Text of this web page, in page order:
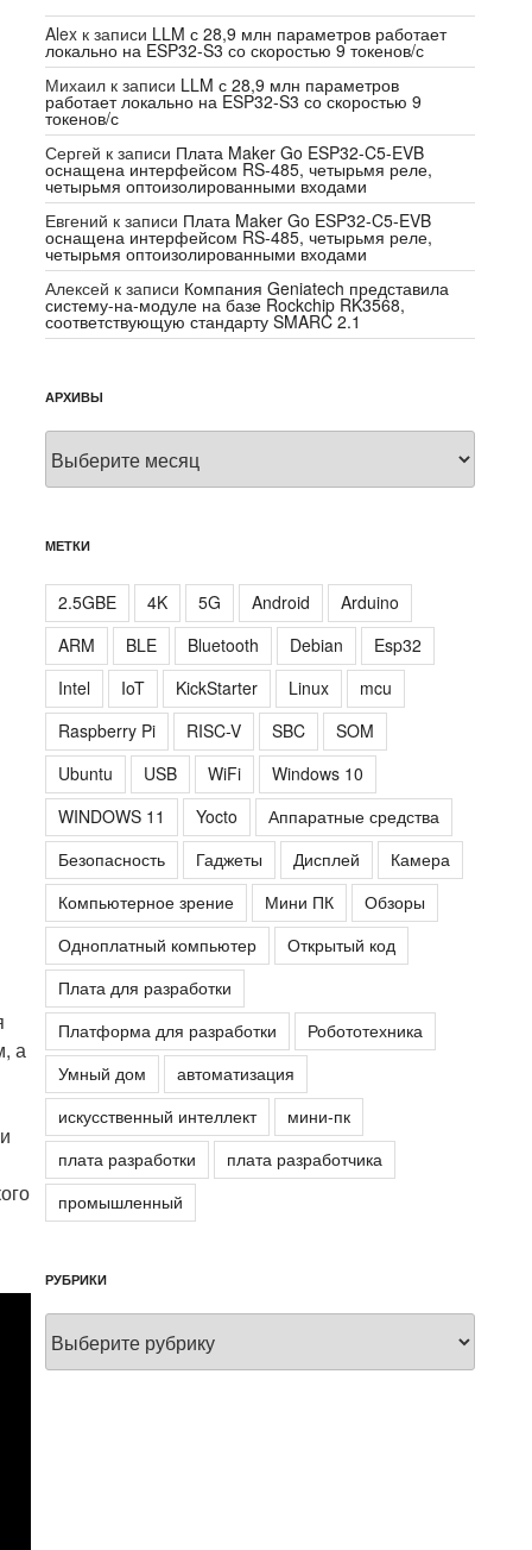
а
Alex к записи LLM с 28,9 млн параметров работает
локально на ESP32-S3 со скоростью 9 токенов/с
Михаил к записи LLM с 28,9 млн параметров
работает локально на ESP32-S3 со скоростью 9
токенов/с
Сергей к записи Плата Maker Go ESP32-C5-EVB
оснащена интерфейсом RS-485, четырьмя реле,
четырьмя оптоизолированными входами
Евгений к записи Плата Maker Go ESP32-C5-EVB
оснащена интерфейсом RS-485, четырьмя реле,
четырьмя оптоизолированными входами
Алексей к записи Компания Geniatech представила
систему-на-модуле на базе Rockchip RK3568,
соответствующую стандарту SMARC 2.1
АРХИВЫ
Архивы
МЕТКИ
2.5GBE 4K 5G Android
Arduino
ARM
BLE Bluetooth Debian
Esp32
Intel
IoT KickStarter Linux
mcu
Raspberry Pi
RISC-V SBC
SOM
Ubuntu
USB WiFi
Windows 10
WINDOWS 11
Yocto
Аппаратные средства
Безопасность
Гаджеты Дисплей
Камера
Компьютерное зрение
Мини ПК
Обзоры
Одноплатный компьютер
Открытый код
Плата для разработки
Платформа для разработки
Робототехника
Умный дом
автоматизация
искусственный интеллект
мини-пк
плата разработки
плата разработчика
промышленный
РУБРИКИ
Рубрики